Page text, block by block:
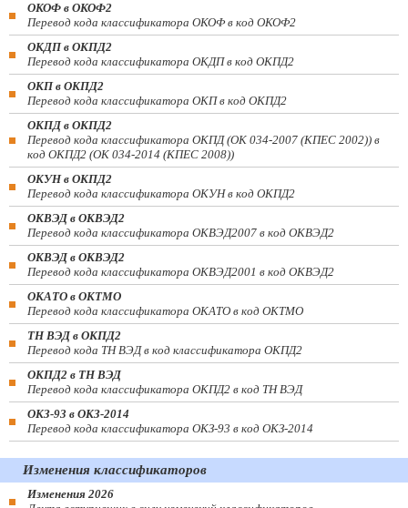
ОКОФ в ОКОФ2
Перевод кода классификатора ОКОФ в код ОКОФ2
ОКДП в ОКПД2
Перевод кода классификатора ОКДП в код ОКПД2
ОКП в ОКПД2
Перевод кода классификатора ОКП в код ОКПД2
ОКПД в ОКПД2
Перевод кода классификатора ОКПД (ОК 034-2007 (КПЕС 2002)) в
код ОКПД2 (ОК 034-2014 (КПЕС 2008))
ОКУН в ОКПД2
Перевод кода классификатора ОКУН в код ОКПД2
ОКВЭД в ОКВЭД2
Перевод кода классификатора ОКВЭД2007 в код ОКВЭД2
ОКВЭД в ОКВЭД2
Перевод кода классификатора ОКВЭД2001 в код ОКВЭД2
ОКАТО в ОКТМО
Перевод кода классификатора ОКАТО в код ОКТМО
ТН ВЭД в ОКПД2
Перевод кода ТН ВЭД в код классификатора ОКПД2
ОКПД2 в ТН ВЭД
Перевод кода классификатора ОКПД2 в код ТН ВЭД
ОКЗ-93 в ОКЗ-2014
Перевод кода классификатора ОКЗ-93 в код ОКЗ-2014
Изменения классификаторов
Изменения 2026